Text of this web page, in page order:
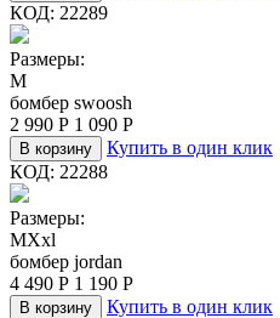
КОД: 22289
Размеры:
M
бомбер swoosh
2 990 Р 1 090 Р
В корзину
Купить в один клик
КОД: 22288
Размеры:
MXxl
бомбер jordan
4 490 Р 1 190 Р
В корзину
Купить в один клик